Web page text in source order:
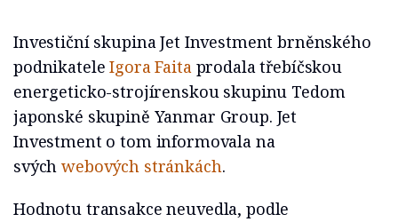
Investiční skupina Jet Investment brněnského
podnikateleIgora Faitaprodala třebíčskou
energeticko-strojírenskou skupinu Tedom
japonské skupině Yanmar Group. Jet
Investment o tom informovala na
svýchwebových stránkách.
Hodnotu transakce neuvedla, podle